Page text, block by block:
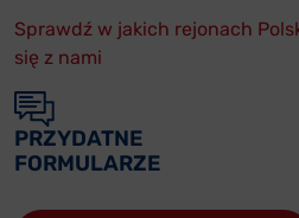
Sprawdź w jakich rejonach
się z nami
PRZYDATNE
FORMULARZE